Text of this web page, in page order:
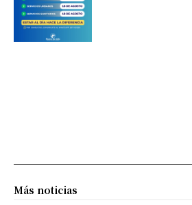
Más noticias